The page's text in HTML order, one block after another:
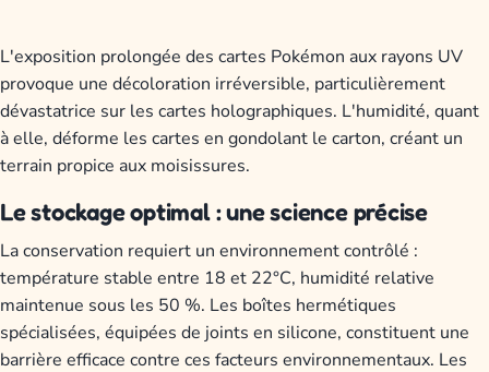
L'exposition prolongée des cartes Pokémon aux rayons UV
provoque une décoloration irréversible, particulièrement
dévastatrice sur les cartes holographiques. L'humidité, quant
à elle, déforme les cartes en gondolant le carton, créant un
terrain propice aux moisissures.
Le stockage optimal : une science précise
La conservation requiert un environnement contrôlé :
température stable entre 18 et 22°C, humidité relative
maintenue sous les 50 %. Les boîtes hermétiques
spécialisées, équipées de joints en silicone, constituent une
barrière efficace contre ces facteurs environnementaux. Les